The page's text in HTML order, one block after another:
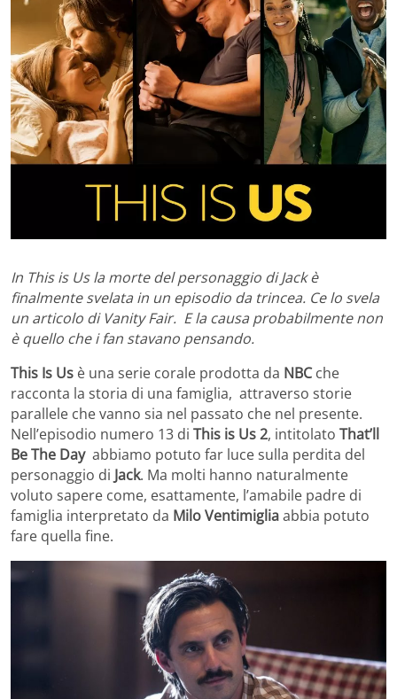
In This is Us la morte del personaggio di Jack è
finalmente svelata in un episodio da trincea. Ce lo svela
un articolo di Vanity Fair. E la causa probabilmente non
è quello che i fan stavano pensando.
This Is Us è una serie corale prodotta da NBCche
racconta la storia di una famiglia, attraverso storie
parallele che vanno sia nel passato che nel presente.
Nell’episodio numero 13 di This is Us 2, intitolato That’ll
Be The Dayabbiamo potuto far luce sulla perdita del
personaggio di Jack. Ma molti hanno naturalmente
voluto sapere come, esattamente, l’amabile padre di
famiglia interpretato da MiloVentimigliaabbia potuto
fare quella fine.